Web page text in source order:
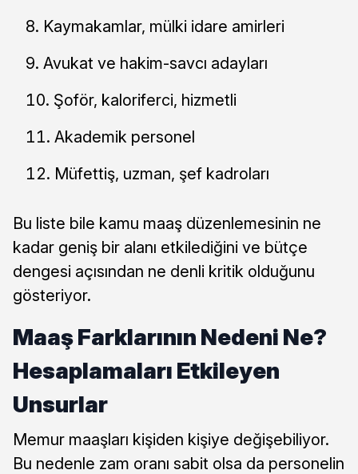
Kaymakamlar, mülki idare amirleri
Avukat ve hakim-savcı adayları
Şoför, kaloriferci, hizmetli
Akademik personel
Müfettiş, uzman, şef kadroları
Bu liste bile kamu maaş düzenlemesinin ne
kadar geniş bir alanı etkilediğini ve bütçe
dengesi açısından ne denli kritik olduğunu
gösteriyor.
Maaş Farklarının Nedeni Ne?
Hesaplamaları Etkileyen
Unsurlar
Memur maaşları kişiden kişiye değişebiliyor.
Bu nedenle zam oranı sabit olsa da personelin